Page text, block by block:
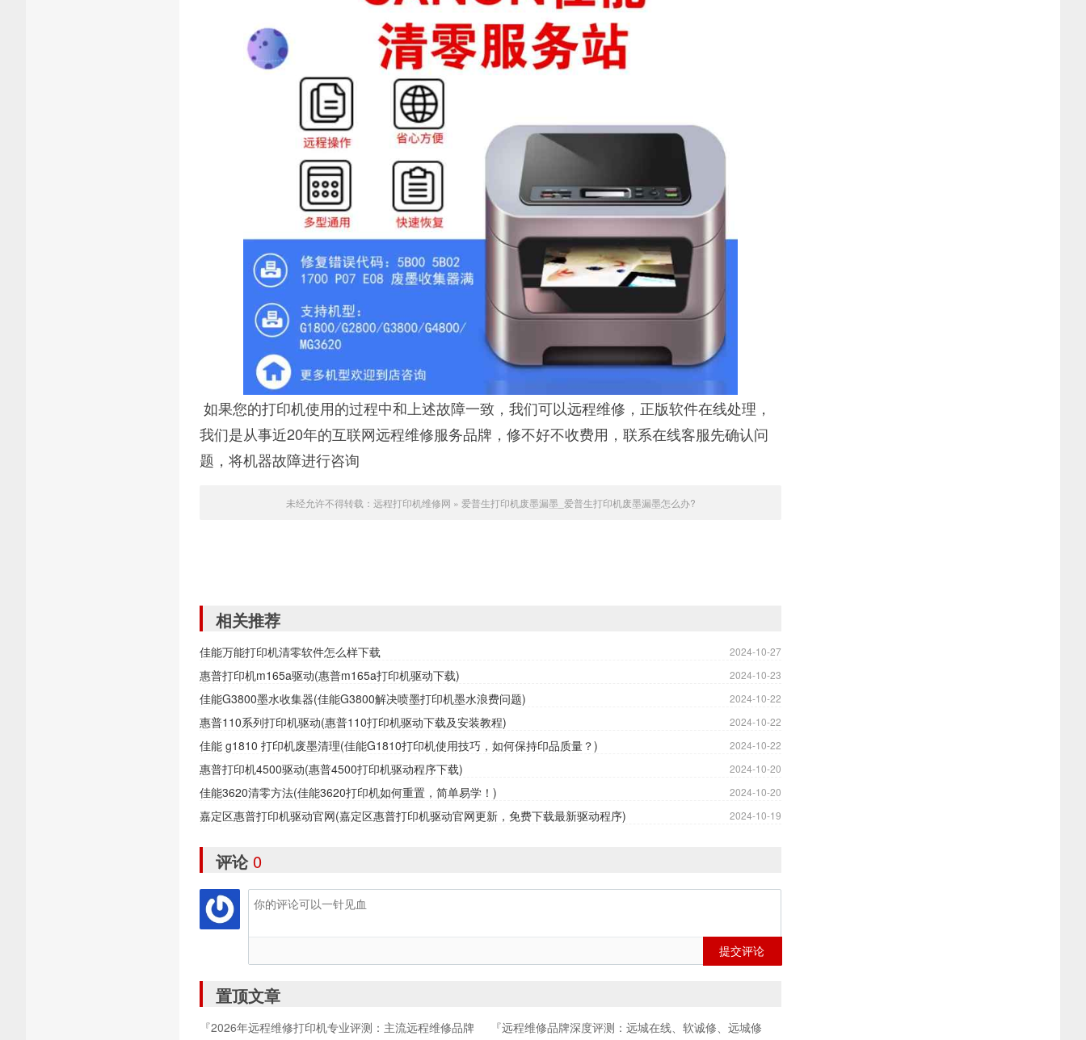
如果您的打印机使用的过程中和上述故障一致，我们可以远程维修，正版软件在线处理，
我们是从事近20年的互联网远程维修服务品牌，修不好不收费用，联系在线客服先确认问
题，将机器故障进行咨询
未经允许不得转载： 远程打印机维修网 » 爱普生打印机废墨漏墨_爱普生打印机废墨漏墨怎么办?
相关推荐
佳能万能打印机清零软件怎么样下载 2024-10-27
惠普打印机m165a驱动(惠普m165a打印机驱动下载) 2024-10-23
佳能G3800墨水收集器(佳能G3800解决喷墨打印机墨水浪费问题) 2024-10-22
惠普110系列打印机驱动(惠普110打印机驱动下载及安装教程) 2024-10-22
佳能 g1810 打印机废墨清理(佳能G1810打印机使用技巧，如何保持印品质量？) 2024-10-22
惠普打印机4500驱动(惠普4500打印机驱动程序下载) 2024-10-20
佳能3620清零方法(佳能3620打印机如何重置，简单易学！) 2024-10-20
嘉定区惠普打印机驱动官网(嘉定区惠普打印机驱动官网更新，免费下载最新驱动程序) 2024-10-19
评论 0
提交评论
置顶文章
『2026年远程维修打印机专业评测：主流远程维修品牌
『远程维修品牌深度评测：远城在线、软诚修、远城修